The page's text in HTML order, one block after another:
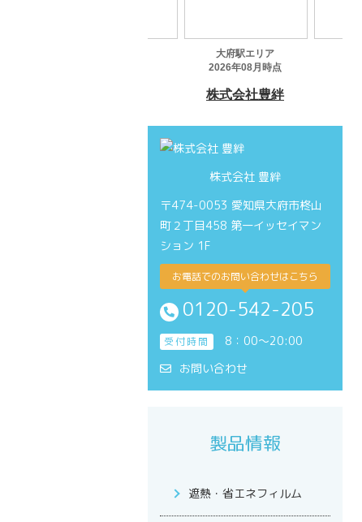
株式会社 豊絆
〒474-0053 愛知県大府市柊山
町２丁目458 第一イッセイマン
ション 1F
お電話でのお問い合わせはこちら
0120-542-205
受付時間
8：00～20:00
お問い合わせ
製品情報
遮熱・省エネフィルム